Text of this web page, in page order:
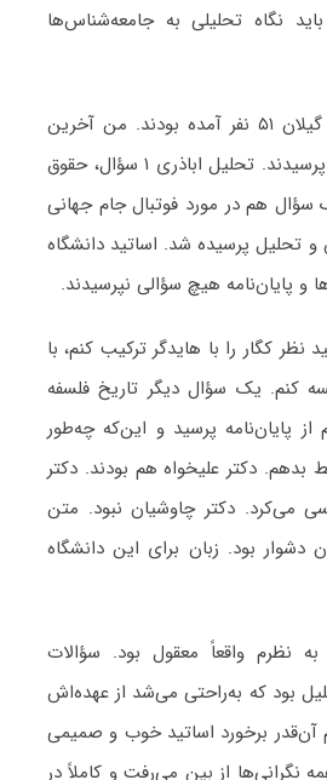
نگاه تحلیلی به جامعه‌شناس‌ها
– در مصاحبه دانشگاه گیلان ۵۱ نفر آمده بودند. من آخرین
نفر بودم که ۴ تا سؤال پرسیدند. تحلیل اباذری ۱ سؤال، حقوق
و یک سؤال هم در مورد فوتبال جام جهانی
تحلیل پرسیده شد. اساتید دانشگاه
و پایان‌نامه هیچ سؤالی نپرسیدند.
کگار را با هایدگر ترکیب کنم، با
کنم. یک سؤال دیگر تاریخ فلسفه
از پایان‌نامه پرسید و این‌که چه‌طور
دکتر علیخواه هم بودند. دکتر
می‌کرد. دکتر چاوشیان نبود. متن
دشوار بود. زبان برای این دانشگاه
نظرم واقعاً معقول بود. سؤالات
بود که به‌راحتی می‌شد از عهده‌اش
آن‌قدر برخورد اساتید خوب و صمیمی
نگرانی‌ها از بین می‌رفت و کاملاً در